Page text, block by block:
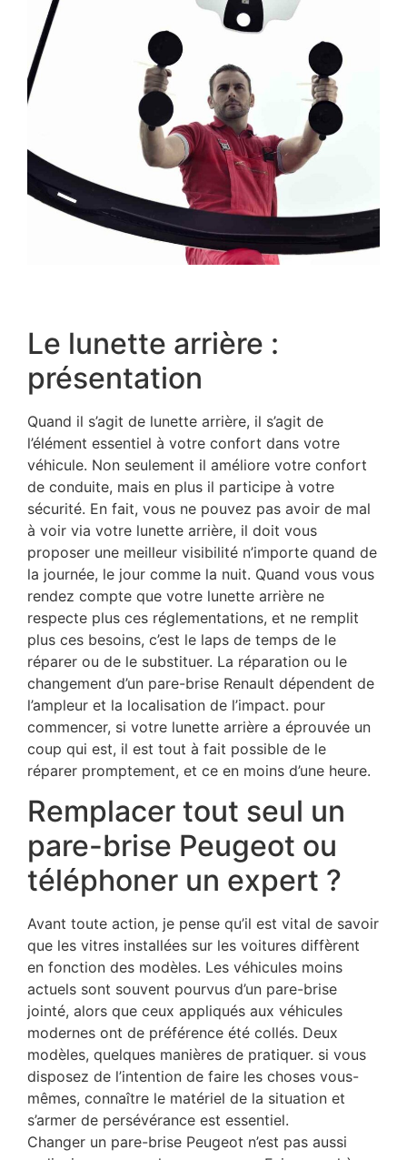
Le lunette arrière :
présentation
Quand il s’agit de lunette arrière, il s’agit de
l’élément essentiel à votre confort dans votre
véhicule. Non seulement il améliore votre confort
de conduite, mais en plus il participe à votre
sécurité. En fait, vous ne pouvez pas avoir de mal
à voir via votre lunette arrière, il doit vous
proposer une meilleur visibilité n’importe quand de
la journée, le jour comme la nuit. Quand vous vous
rendez compte que votre lunette arrière ne
respecte plus ces réglementations, et ne remplit
plus ces besoins, c’est le laps de temps de le
réparer ou de le substituer. La réparation ou le
changement d’un pare-brise Renault dépendent de
l’ampleur et la localisation de l’impact. pour
commencer, si votre lunette arrière a éprouvée un
coup qui est, il est tout à fait possible de le
réparer promptement, et ce en moins d’une heure.
Remplacer tout seul un
pare-brise Peugeot ou
téléphoner un expert ?
Avant toute action, je pense qu’il est vital de savoir
que les vitres installées sur les voitures diffèrent
en fonction des modèles. Les véhicules moins
actuels sont souvent pourvus d’un pare-brise
jointé, alors que ceux appliqués aux véhicules
modernes ont de préférence été collés. Deux
modèles, quelques manières de pratiquer. si vous
disposez de l’intention de faire les choses vous-
mêmes, connaître le matériel de la situation et
s’armer de persévérance est essentiel.
Changer un pare-brise Peugeot n’est pas aussi